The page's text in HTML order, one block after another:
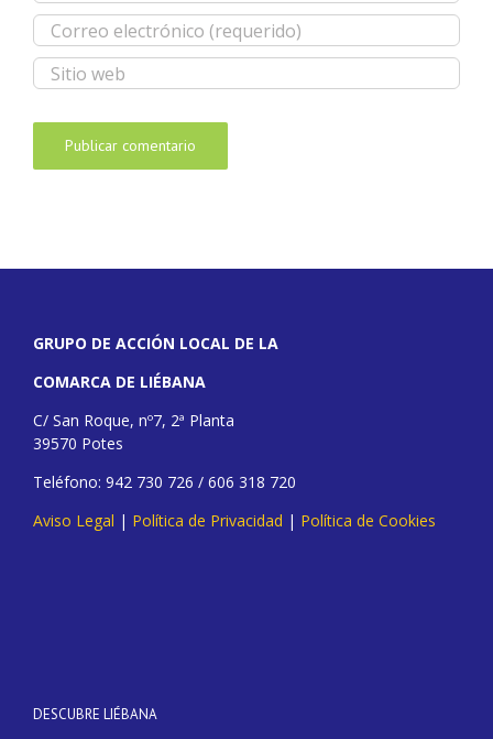
GRUPO DE ACCIÓN LOCAL DE LA
COMARCA DE LIÉBANA
C/ San Roque, nº7, 2ª Planta
39570 Potes
Teléfono: 942 730 726 / 606 318 720
Aviso Legal | Política de Privacidad | Política de Cookies
DESCUBRE LIÉBANA